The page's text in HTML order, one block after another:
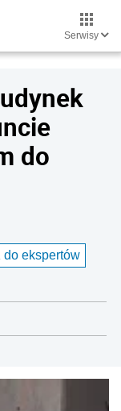
Serwisy
do
do ekspertów